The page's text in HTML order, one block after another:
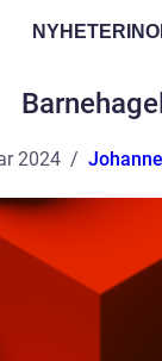
2024